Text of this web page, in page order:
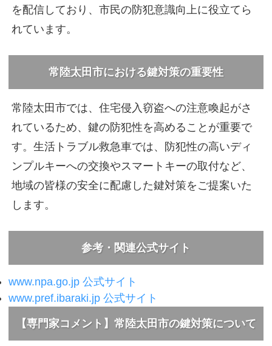
を配信しており、市民の防犯意識向上に役立てら
れています。
常陸太田市における鍵対策の重要性
常陸太田市では、住宅侵入窃盗への注意喚起がさ
れているため、鍵の防犯性を高めることが重要で
す。生活トラブル救急車では、防犯性の高いディ
ンプルキーへの交換やスマートキーの取付など、
地域の皆様の安全に配慮した鍵対策をご提案いた
します。
参考・関連公式サイト
www.npa.go.jp 公式サイト
www.pref.ibaraki.jp 公式サイト
【専門家コメント】常陸太田市の鍵対策について